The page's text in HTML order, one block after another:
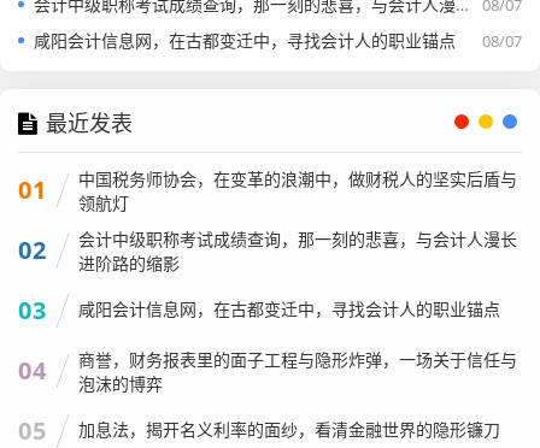
08/07
咸阳会计信息网，在古都变迁中，寻找会计人的职业锚点
最近发表
01
中国税务师协会，在变革的浪潮中，做财税人的坚实后盾与
领航灯
02
会计中级职称考试成绩查询，那一刻的悲喜，与会计人漫长
进阶路的缩影
03 咸阳会计信息网，在古都变迁中，寻找会计人的职业锚点
04
商誉，财务报表里的面子工程与隐形炸弹，一场关于信任与
泡沫的博弈
05 加息法，揭开名义利率的面纱，看清金融世界的隐形镰刀